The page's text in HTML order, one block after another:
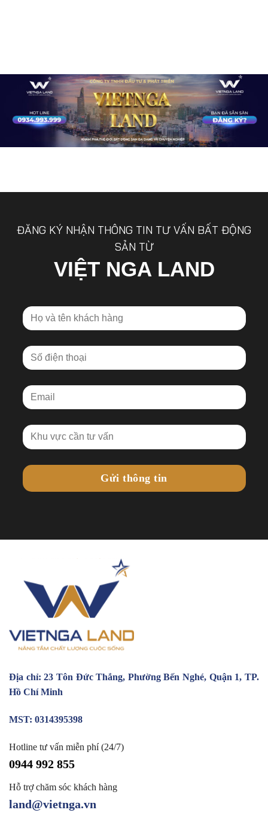
ĐĂNG KÝ NHẬN THÔNG TIN TƯ VẤN BẤT ĐỘNG
SẢN TỪ
VIỆT NGA LAND
Địa chỉ: 23 Tôn Đức Thắng, Phường Bến Nghé, Quận 1, TP.
Hồ Chí Minh
MST: 0314395398
Hotline tư vấn miễn phí (24/7)
0944 992 855
Hỗ trợ chăm sóc khách hàng
land@vietnga.vn